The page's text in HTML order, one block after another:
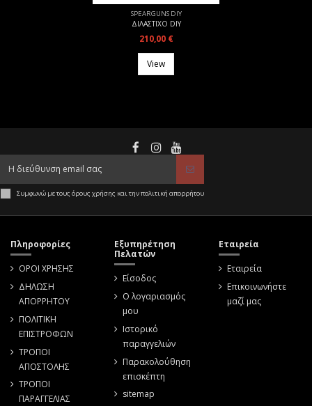
SPEARGUNS DIY
ΔΙΛΑΣΤΙΧΟ DIY
210,00 €
View
Συμφωνώ με τους όρους χρήσης και την πολιτική απορρήτου
Πληροφορίες
ΟΡΟΙ ΧΡΗΣΗΣ
ΔΗΛΩΣΗ
ΑΠΟΡΡΗΤΟΥ
ΠΟΛΙΤΙΚΗ
ΕΠΙΣΤΡΟΦΩΝ
ΤΡΟΠΟΙ
ΑΠΟΣΤΟΛΗΣ
ΤΡΟΠΟΙ
ΠΑΡΑΓΓΕΛΙΑΣ
Εξυπηρέτηση
Πελατών
Είσοδος
Ο λογαριασμός
μου
Ιστορικό
παραγγελιών
Παρακολούθηση
επισκέπτη
sitemap
Εταιρεία
Εταιρεία
Επικοινωνήστε
μαζί μας